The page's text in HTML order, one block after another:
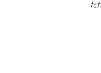
た